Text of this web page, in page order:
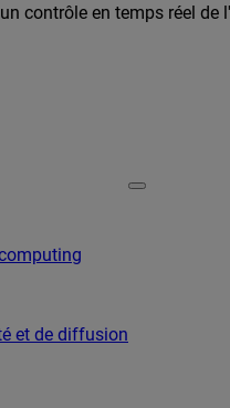
contrôle en temps réel
et de diffusion